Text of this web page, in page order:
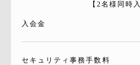
【2名様同時
入会金
セキュリティ事務手数料